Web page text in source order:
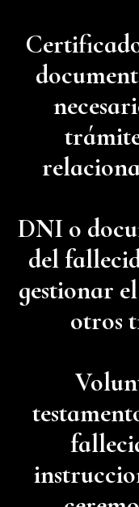
DNI o
del
gestionar
otros